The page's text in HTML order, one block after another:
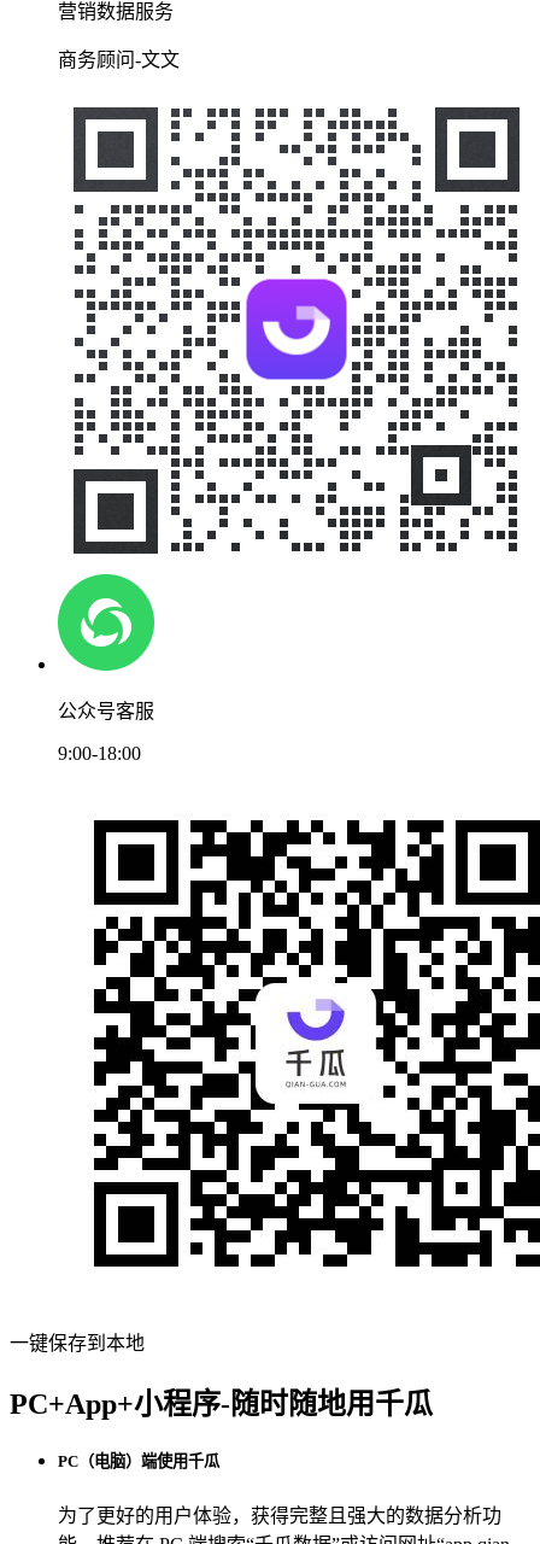
营销数据服务
商务顾问-文文
公众号客服
9:00-18:00
一键保存到本地
PC+App+小程序-随时随地用千瓜
PC（电脑）端使用千瓜
为了更好的用户体验，获得完整且强大的数据分析功